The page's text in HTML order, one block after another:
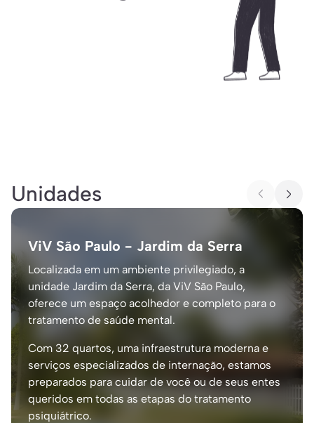
Unidades
ViV São Paulo - Jardim da Serra
Localizada em um ambiente privilegiado, a
unidade Jardim da Serra, da ViV São Paulo,
oferece um espaço acolhedor e completo para o
tratamento de saúde mental.
Com 32 quartos, uma infraestrutura moderna e
serviços especializados de internação, estamos
preparados para cuidar de você ou de seus entes
queridos em todas as etapas do tratamento
psiquiátrico.